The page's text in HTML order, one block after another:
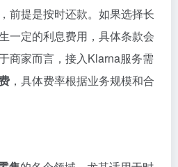
，前提是按时还款。如果选择长
一定的利息费用，具体条款会
商家而言，接入Klarna服务需
，具体费率根据业务规模和合